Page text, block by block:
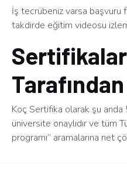
İş tecrübeniz varsa başvuru
takdirde eğitim videosu
Koç Sertifika olarak şu anda
üniversite onaylıdır ve tüm
programı” aramalarına net